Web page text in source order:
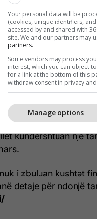
një palë të
përpjekja e parë
Checkout në
kërkonte në internet
e prirur ndaj
kundërshtuan një
i zbuluan kushtet
detaje për ndonjë
Your personal data will be
(cookies, unique identifiers,
accessed by and shared with
site. We and our partners may
partners.
Some vendors may process
interest, which you can object
for a link at the bottom of this
withdraw consent in privacy
Manage options